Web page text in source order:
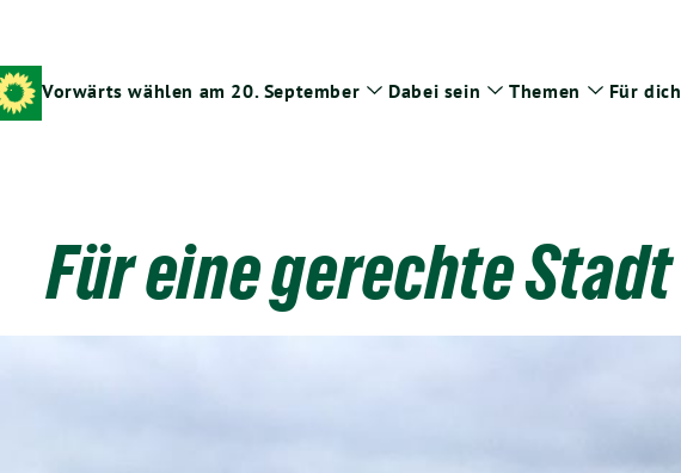
Vorwärts wählen am 20. September Zeige
Dabei sein
Zeige
Themen
Zeige
Für dich
Für eine gerechte Stadt